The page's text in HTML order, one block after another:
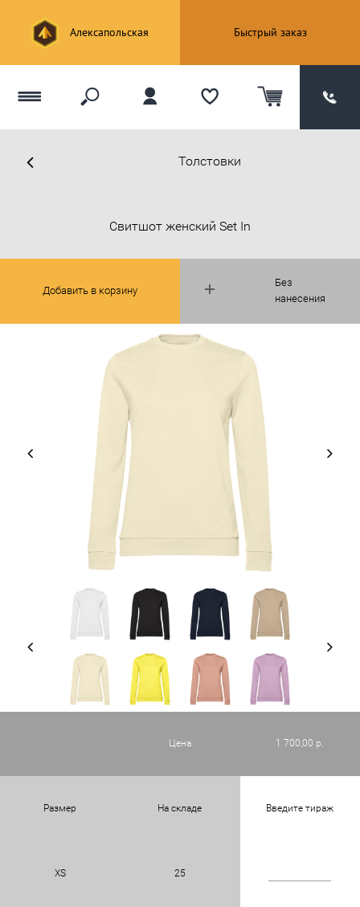
Алексапольская Быстрый заказ
Толстовки
Без
нанесения
Свитшот женский Set In
Добавить в корзину
Цена 1 700,00 р.
Размер На складе Введите тираж
XS 25